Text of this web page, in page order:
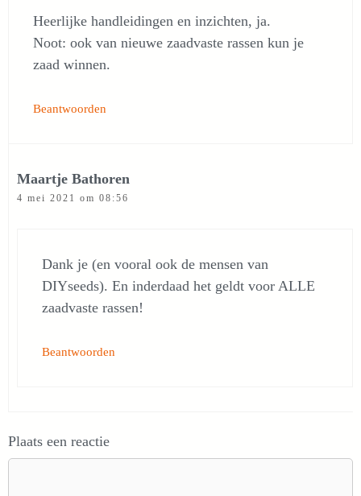
Heerlijke handleidingen en inzichten, ja.
Noot: ook van nieuwe zaadvaste rassen kun je
zaad winnen.
Beantwoorden
Maartje Bathoren
4 mei 2021 om 08:56
Dank je (en vooral ook de mensen van
DIYseeds). En inderdaad het geldt voor ALLE
zaadvaste rassen!
Beantwoorden
Plaats een reactie